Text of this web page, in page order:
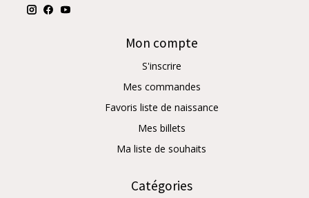
Mon compte
S'inscrire
Mes commandes
Favoris liste de naissance
Mes billets
Ma liste de souhaits
Catégories